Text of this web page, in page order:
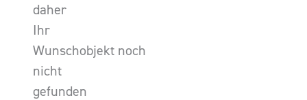
daher
Ihr
Wunschobjekt noch
nicht
gefunden